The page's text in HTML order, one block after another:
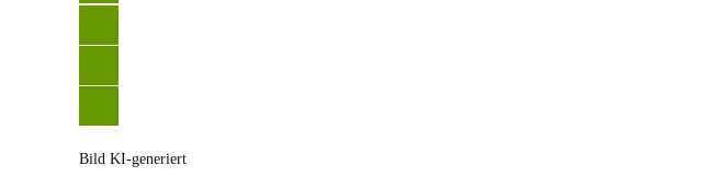
Bild KI-generiert